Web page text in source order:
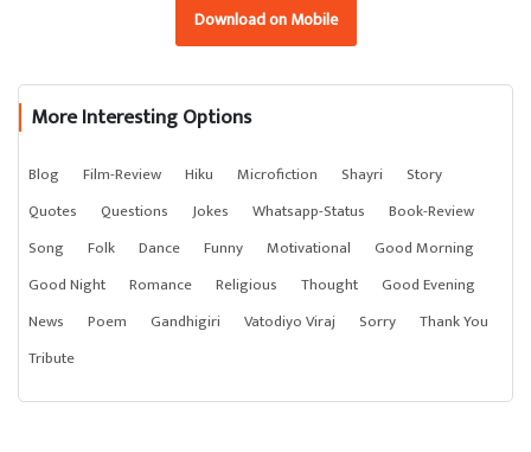
Download on Mobile
More Interesting Options
Blog Film-Review Hiku Microfiction Shayri
Story
Quotes
Questions Jokes Whatsapp-Status
Book-Review
Song
Folk Dance Funny Motivational
Good Morning
Good Night
Romance Religious Thought
Good Evening
News
Poem Gandhigiri Vatodiyo Viraj Sorry
Thank You
Tribute